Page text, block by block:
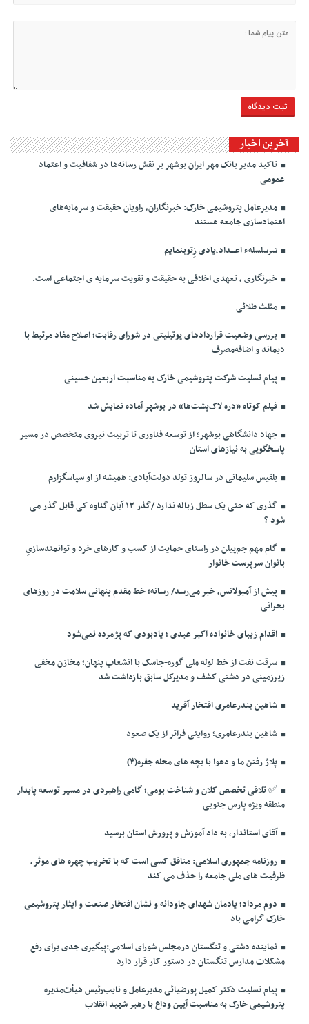
آخرین اخبار
تاکید مدیر بانک مهر ایران بوشهر بر نقش رسانه‌ها در شفافیت و اعتماد
عمومی
مدیرعامل پتروشیمی خارک: خبرنگاران، راویان حقیقت و سرمایه‌های
اعتمادسازی جامعه هستند
سَرسلسلهء اعـــداد،یادی زِتوبنمایم
خبرنگاری ، تعهدی اخلاقی به حقیقت و تقویت سرمایه ی اجتماعی است.
مثلث طلائی
بررسی وضعیت قراردادهای یوتیلیتی در شورای رقابت؛ اصلاح مفاد مرتبط با
دیماند و اضافه‌مصرف
پیام تسلیت شرکت پتروشیمی خارک به مناسبت اربعین حسینی
فیلم کوتاه «دره لاک‌پشت‌ها» در بوشهر آماده نمایش شد
جهاد دانشگاهی بوشهر؛ از توسعه فناوری تا تربیت نیروی متخصص در مسیر
پاسخگویی به نیازهای استان
بلقیس سلیمانی در سالروز تولد دولت‌آبادی: همیشه از او سپاسگزارم
گذری که حتی یک سطل زباله ندارد /گذر ۱۳ آبان گناوه کی قابل گذر می
شود ؟
گام مهم جم‌پیلن در راستای حمایت از کسب و کارهای خرد و توانمندسازیِ
بانوان سرپرست خانوار
پیش از آمبولانس، خبر می‌رسد/ رسانه؛ خط مقدم پنهانی سلامت در روزهای
بحرانی
اقدام زیبای خانواده اکبر عبدی ؛ یادبودی که پژمرده نمی‌شود
سرقت نفت از خط لوله ملی گوره-جاسک با انشعاب پنهان؛ مخازن مخفی
زیرزمینی در دشتی کشف و مدیرکل سابق بازداشت شد
شاهین بندرعامری افتخار آفرید
شاهین بندرعامری؛ روایتی فراتر از یک صعود
پلاژ رفتن ما و دعوا با بچه های محله جفره(۴)
✅️ تلاقی تخصص کلان و شناخت بومی؛ گامی راهبردی در مسیر توسعه پایدار
منطقه ویژه پارس جنوبی
آقای استاندار، به داد آموزش و پرورش استان برسید
روزنامه جمهوری اسلامی: منافق کسی است که با تخریب چهره های موثر،
ظرفیت های ملی جامعه را حذف می کند
دوم مرداد؛ یادمان شهدای جاودانه و نشان افتخار صنعت و ایثار پتروشیمی
خارک گرامی باد
نماینده دشتی و تنگستان درمجلس شورای اسلامی:پیگیری جدی برای رفع
مشکلات مدارس تنگستان در دستور کار قرار دارد
پیام تسلیت دکتر کمیل پورضیائی مدیرعامل و نایب‌رئیس هیأت‌مدیره
پتروشیمی خارک به مناسبت آیین وداع با رهبر شهید انقلاب